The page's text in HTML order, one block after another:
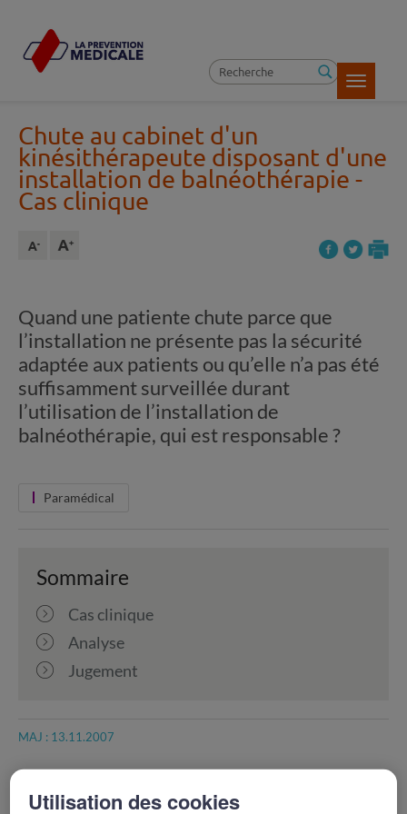
Toggle
Chute au cabinet d'un
kinésithérapeute disposant d'une
installation de balnéothérapie -
Cas clinique
Quand une patiente chute parce que
l’installation ne présente pas la sécurité
adaptée aux patients ou qu’elle n’a pas été
suffisamment surveillée durant
l’utilisation de l’installation de
balnéothérapie, qui est responsable ?
Paramédical
Sommaire
Cas clinique
Analyse
Jugement
MAJ : 13.11.2007
Cas clinique
Utilisation des cookies